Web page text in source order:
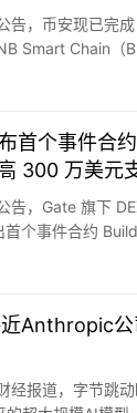
告，币安现已完成
Smart Chain（
首个事件合
300 万美元
告，Gate 旗下
个事件合约
目方、开发者、社
态建设。事件合约
Anthropic
经报道，字节跳